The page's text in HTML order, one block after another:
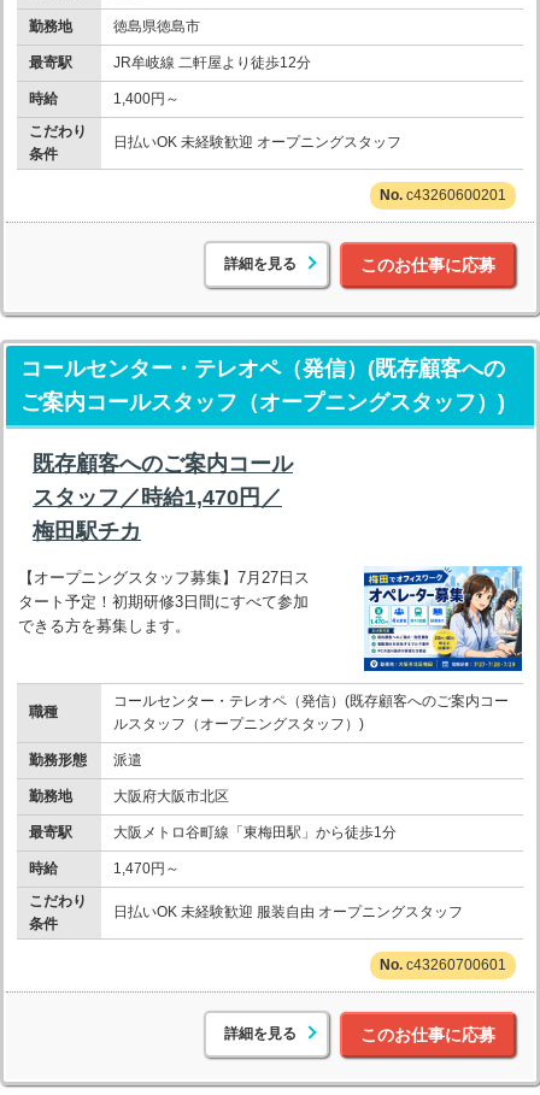
勤務地 徳島県徳島市
最寄駅 JR牟岐線 二軒屋より徒歩12分
時給
1,400円～
こだわり
条件
日払いOK 未経験歓迎 オープニングスタッフ
c43260600201
詳細を見る このお仕事に応募
コールセンター・テレオペ（発信）(既存顧客への
ご案内コールスタッフ（オープニングスタッフ）)
既存顧客へのご案内コール
スタッフ／時給1,470円／
梅田駅チカ
【オープニングスタッフ募集】7月27日ス
タート予定！初期研修3日間にすべて参加
できる方を募集します。
職種
コールセンター・テレオペ（発信）(既存顧客へのご案内コー
ルスタッフ（オープニングスタッフ）)
勤務形態 派遣
勤務地 大阪府大阪市北区
最寄駅 大阪メトロ谷町線「東梅田駅」から徒歩1分
時給
1,470円～
こだわり
条件
日払いOK 未経験歓迎 服装自由 オープニングスタッフ
c43260700601
詳細を見る このお仕事に応募